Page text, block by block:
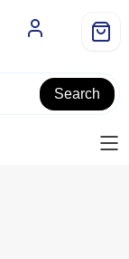
Search